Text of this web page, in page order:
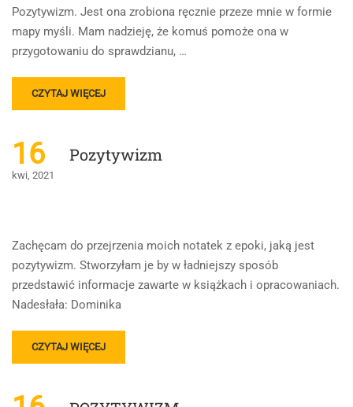
Pozytywizm. Jest ona zrobiona ręcznie przeze mnie w formie
mapy myśli. Mam nadzieję, że komuś pomoże ona w
przygotowaniu do sprawdzianu, …
READ
MORE
POZYTYWIZM
–
MAPA
CZYTAJ WIĘCEJ
16
kwi, 2021
Pozytywizm
Zachęcam do przejrzenia moich notatek z epoki, jaką jest
pozytywizm. Stworzyłam je by w ładniejszy sposób
przedstawić informacje zawarte w książkach i opracowaniach.
Nadesłała: Dominika
READ
MORE
POZYTYWIZM
CZYTAJ WIĘCEJ